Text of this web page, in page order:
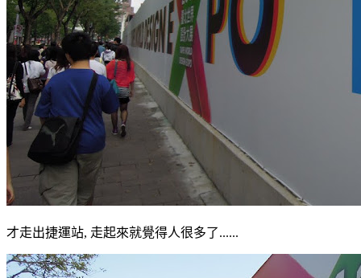
才走出捷運站, 走起來就覺得人很多了......